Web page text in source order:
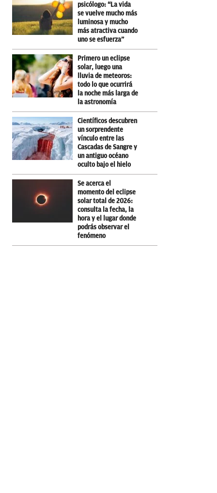
psicólogo: “La vida
se vuelve mucho más
luminosa y mucho
más atractiva cuando
uno se esfuerza”
Primero un eclipse
solar, luego una
lluvia de meteoros:
todo lo que ocurrirá
la noche más larga de
la astronomía
Científicos descubren
un sorprendente
vínculo entre las
Cascadas de Sangre y
un antiguo océano
oculto bajo el hielo
Se acerca el
momento del eclipse
solar total de 2026:
consulta la fecha, la
hora y el lugar donde
podrás observar el
fenómeno